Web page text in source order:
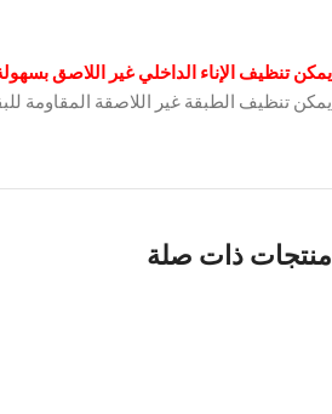
يمكن تنظيف الإناء الداخلي غير اللاصق
يمكن تنظيف الطبقة غير اللاصقة المقاومة
منتجات ذات صلة